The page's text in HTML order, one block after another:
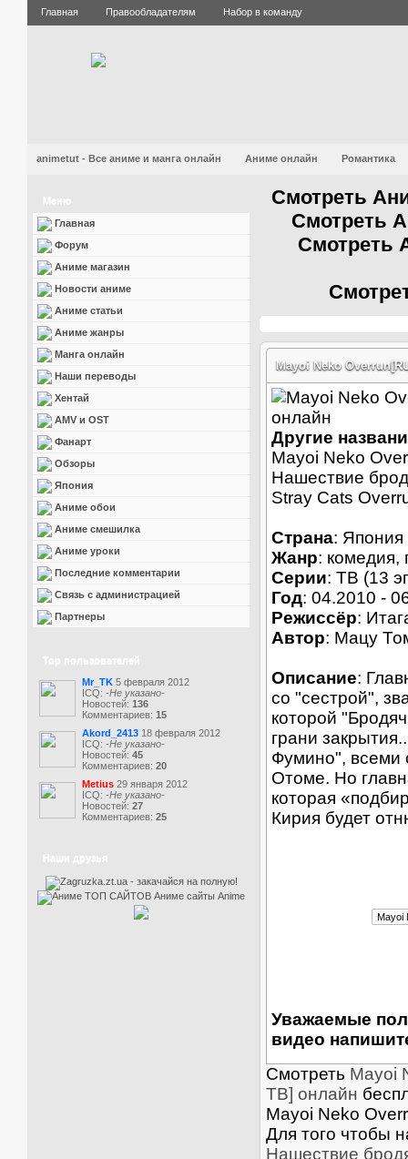
Главная Правообладателям Набор в команду
animetut - Все аниме и манга онлайн Аниме онлайн Романтика
Меню
Главная
Форум
Аниме магазин
Новости аниме
Аниме статьи
Аниме жанры
Манга онлайн
Наши переводы
Хентай
AMV и OST
Фанарт
Обзоры
Япония
Аниме обои
Аниме смешилка
Аниме уроки
Последние комментарии
Связь с администрацией
Партнеры
Top пользователей
Mr_TK 5 февраля 2012
ICQ: -Не указано-
Новостей: 136
Комментариев: 15
Akord_2413 18 февраля 2012
ICQ: -Не указано-
Новостей: 45
Комментариев: 20
Metius 29 января 2012
ICQ: -Не указано-
Новостей: 27
Комментариев: 25
Наши друзья
Смотреть
Смотреть
Смотреть
Mayoi Neko
Другие
Mayoi Neko
Нашествие
Stray Cats
Страна: Япония
Жанр: комедия,
Серии: ТВ (13
Год: 04.2010 -
Режиссёр:
Автор: Мацу
Описание:
со "сестрой",
которой
грани
Фумино", всеми
Отоме. Но
которая
Кирия будет
Уважаемые
видео
Смотреть Mayoi
ТВ] онлайн
Mayoi Neko
Для того чтобы
Нашествие